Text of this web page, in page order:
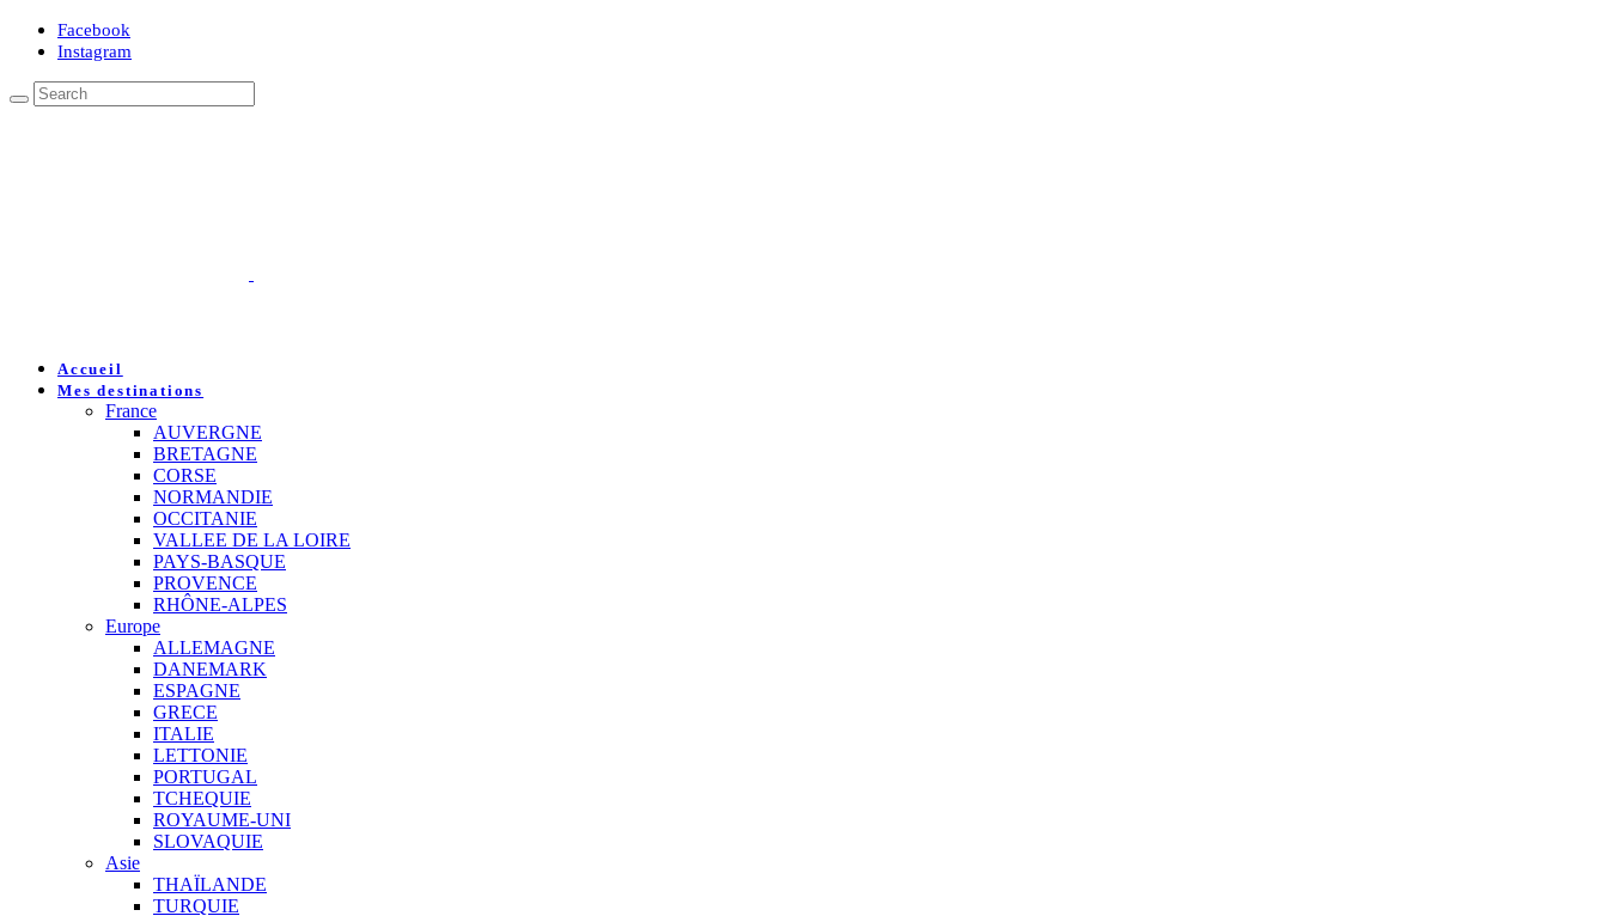
Facebook
Instagram
Accueil
Mes destinations
France
AUVERGNE
BRETAGNE
CORSE
NORMANDIE
OCCITANIE
VALLEE DE LA LOIRE
PAYS-BASQUE
PROVENCE
RHÔNE-ALPES
Europe
ALLEMAGNE
DANEMARK
ESPAGNE
GRECE
ITALIE
LETTONIE
PORTUGAL
TCHEQUIE
ROYAUME-UNI
SLOVAQUIE
Asie
THAÏLANDE
TURQUIE